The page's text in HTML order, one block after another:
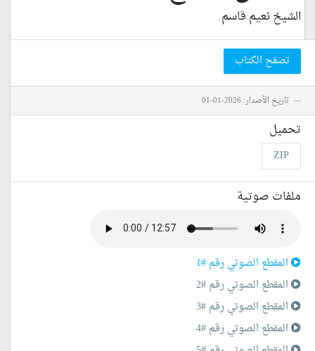
الشيخ نعيم قاسم
تصفح الكتاب
تاريخ الأصدار: 2026-01-01
تحميل
ZIP
ملفات صوتية
المقطع الصوتي رقم #1
المقطع الصوتي رقم #2
المقطع الصوتي رقم #3
المقطع الصوتي رقم #4